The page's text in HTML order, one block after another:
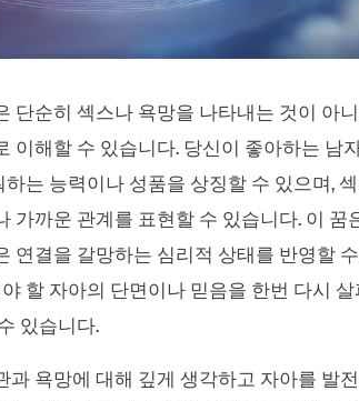
단순히 섹스나 욕망을 나타내는 것이 아
이해할 수 있습니다. 당신이 좋아하는 남
는 능력이나 성품을 상징할 수 있으며,
가까운 관계를 표현할 수 있습니다. 이 꿈
연결을 갈망하는 심리적 상태를 반영할
할 자아의 단면이나 믿음을 한번 다시
있습니다.
과 욕망에 대해 깊게 생각하고 자아를 발